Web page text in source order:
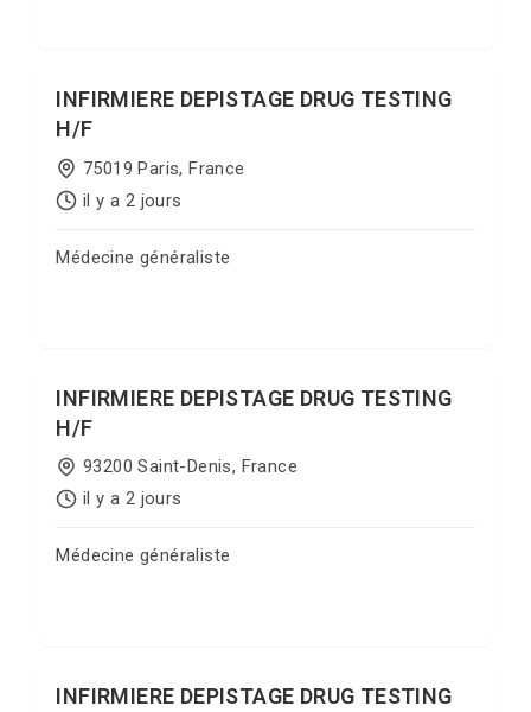
INFIRMIERE DEPISTAGE DRUG TESTING
H/F
75019 Paris, France
il y a 2 jours
Médecine généraliste
INFIRMIERE DEPISTAGE DRUG TESTING
H/F
93200 Saint-Denis, France
il y a 2 jours
Médecine généraliste
INFIRMIERE DEPISTAGE DRUG TESTING